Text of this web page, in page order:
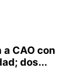
CAO con
dos...